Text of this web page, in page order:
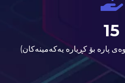
15
پارە بۆ کڕیارە یەکەمینەکان)